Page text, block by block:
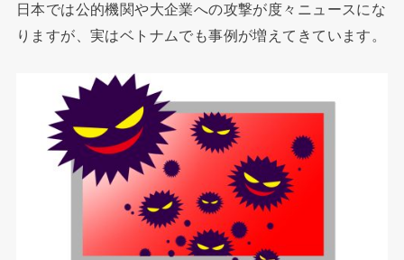
日本では公的機関や大企業への攻撃が度々ニュースにな
りますが、実はベトナムでも事例が増えてきています。